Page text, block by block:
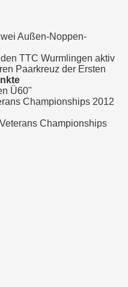
Außen-Noppen-
TTC Wurmlingen aktiv
Paarkreuz der Ersten
Ü60"
Championships 2012
Championships